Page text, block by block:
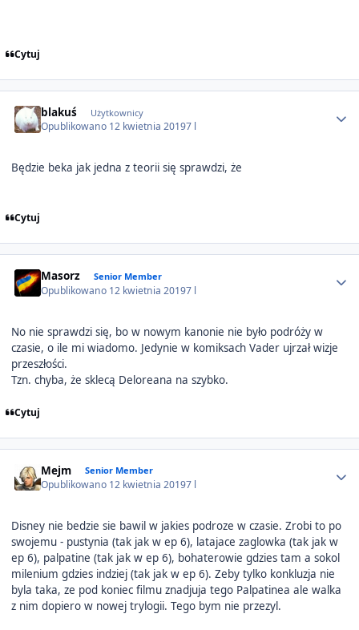
Cytuj
blakuś Użytkownicy
Opublikowano 12 kwietnia 20197 l
Będzie beka jak jedna z teorii się sprawdzi, że
Cytuj
Masorz Senior Member
Opublikowano 12 kwietnia 20197 l
No nie sprawdzi się, bo w nowym kanonie nie było podróży w
czasie, o ile mi wiadomo. Jedynie w komiksach Vader ujrzał wizje
przeszłości.
Tzn. chyba, że sklecą Deloreana na szybko.
Cytuj
Mejm Senior Member
Opublikowano 12 kwietnia 20197 l
Disney nie bedzie sie bawil w jakies podroze w czasie. Zrobi to po
swojemu - pustynia (tak jak w ep 6), latajace zaglowka (tak jak w
ep 6), palpatine (tak jak w ep 6), bohaterowie gdzies tam a sokol
milenium gdzies indziej (tak jak w ep 6). Zeby tylko konkluzja nie
byla taka, ze pod koniec filmu znadjuja tego Palpatinea ale walka
z nim dopiero w nowej trylogii. Tego bym nie przezyl.